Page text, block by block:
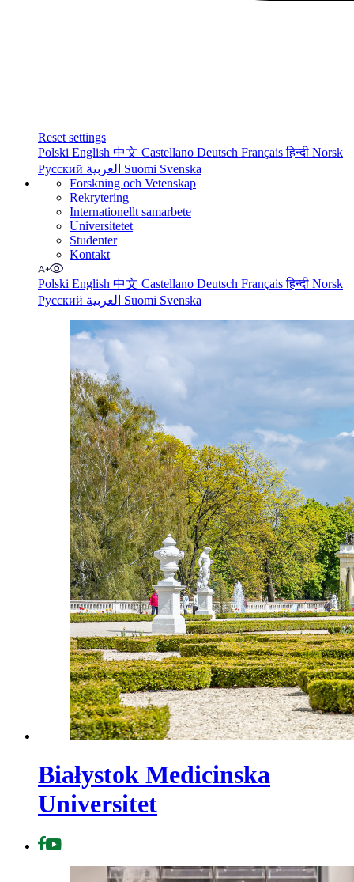
Reset settings
Polski English 中文 Castellano Deutsch Françaisहिन्दी Norsk
Русский
Suomi Svenska
Forskning och Vetenskap
Rekrytering
Internationellt samarbete
Universitetet
Studenter
Kontakt
Polski English 中文 Castellano Deutsch Françaisहिन्दी Norsk
Русский
Suomi Svenska
Białystok Medicinska
Universitet